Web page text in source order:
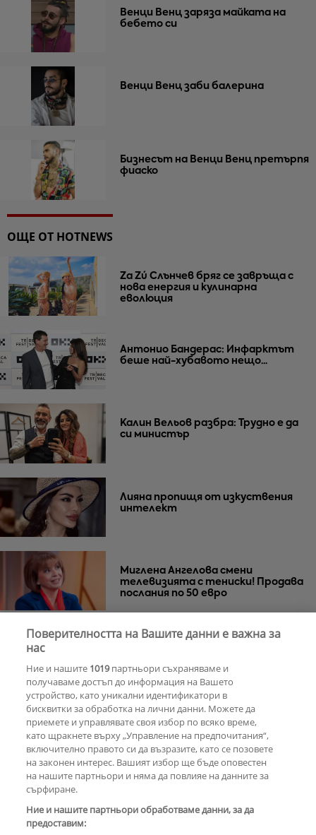
Венци Венц заряза майката на
бебето си
Венци Венц заби балерина
Бизнесът на Венци Венц претърпя
фиаско
ОЩЕ ОТ HOTNEWS
Za Zú Слънчев бряг се завръща с
нова енергия и кулинарна
еволюция
Антонио Бандерас: Инфарктът
беше най-хубавото нещо...
Калин Вельов разбра: Трудно е да
си министър
Лияна пропищя от изкуствения
интелект
Миглена Ангелова смени
телевизията с тениски! Продава
послания по 50 евро
РЕКЛАМА
КОМЕНТАРИ
Поверителността на Вашите данни е важна за
нас
Ние и нашите 1019партньори съхраняваме и
получаваме достъп до информация на Вашето
устройство, като уникални идентификатори в
бисквитки за обработка на лични данни. Можете да
приемете и управлявате своя избор по всяко време,
като щракнете върху „Управление на предпочитания“,
включително правото си да възразите, като се позовете
на законен интерес. Вашият избор ще бъде оповестен
на нашите партньори и няма да повлияе на данните за
сърфиране.
Ние и нашите партньори обработваме данни, за да
предоставим: